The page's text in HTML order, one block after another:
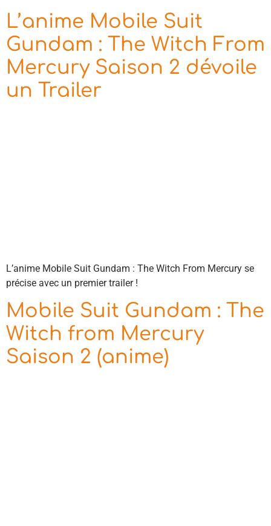
L’anime Mobile Suit
Gundam : The Witch From
Mercury Saison 2 dévoile
un Trailer
L’anime Mobile Suit Gundam : The Witch From Mercury se
précise avec un premier trailer !
Mobile Suit Gundam : The
Witch from Mercury
Saison 2 (anime)